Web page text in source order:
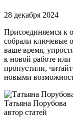
28 декабря 2024
Присоединяемся к
собрали ключевые
ваше время,
к новой работе
пропустили,
новыми
Татьяна Порубова
автор статей